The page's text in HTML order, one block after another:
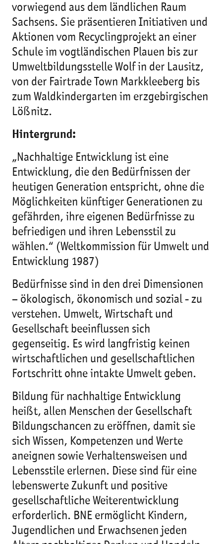
vorwiegend aus dem ländlichen Raum
Sachsens. Sie präsentieren Initiativen und
Aktionen vom Recyclingprojekt an einer
Schule im vogtländischen Plauen bis zur
Umweltbildungsstelle Wolf in der Lausitz,
von der Fairtrade Town Markkleeberg bis
zum Waldkindergarten im erzgebirgischen
Lößnitz.
Hintergrund:
„Nachhaltige Entwicklung ist eine
Entwicklung, die den Bedürfnissen der
heutigen Generation entspricht, ohne die
Möglichkeiten künftiger Generationen zu
gefährden, ihre eigenen Bedürfnisse zu
befriedigen und ihren Lebensstil zu
wählen.“ (Weltkommission für Umwelt und
Entwicklung 1987)
Bedürfnisse sind in den drei Dimensionen
– ökologisch, ökonomisch und sozial - zu
verstehen. Umwelt, Wirtschaft und
Gesellschaft beeinflussen sich
gegenseitig. Es wird langfristig keinen
wirtschaftlichen und gesellschaftlichen
Fortschritt ohne intakte Umwelt geben.
Bildung für nachhaltige Entwicklung
heißt, allen Menschen der Gesellschaft
Bildungschancen zu eröffnen, damit sie
sich Wissen, Kompetenzen und Werte
aneignen sowie Verhaltensweisen und
Lebensstile erlernen. Diese sind für eine
lebenswerte Zukunft und positive
gesellschaftliche Weiterentwicklung
erforderlich. BNE ermöglicht Kindern,
Jugendlichen und Erwachsenen jeden